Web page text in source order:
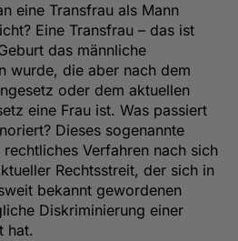
eine Transfrau als Mann
Eine Transfrau – das ist
das männliche
wurde, die aber nach dem
oder dem aktuellen
eine Frau ist. Was passiert
Dieses sogenannte
Verfahren nach sich
Rechtsstreit, der sich in
bekannt gewordenen
Diskriminierung einer
hat.